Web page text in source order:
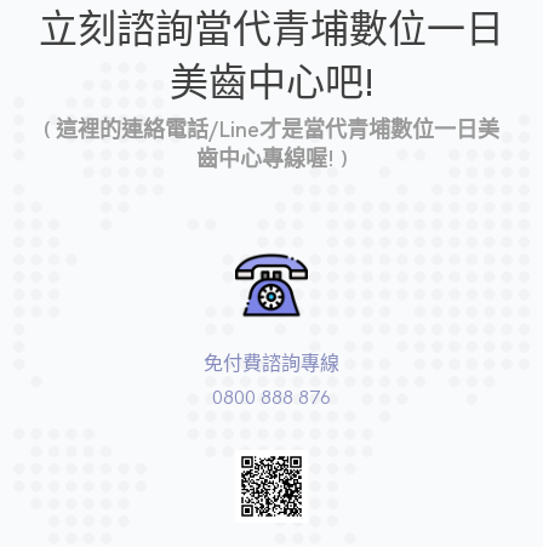
立刻諮詢當代青埔數位一日
美齒中心吧!
( 這裡的連絡電話/Line才是當代青埔數位一日美
齒中心專線喔! )
免付費諮詢專線
0800 888 876